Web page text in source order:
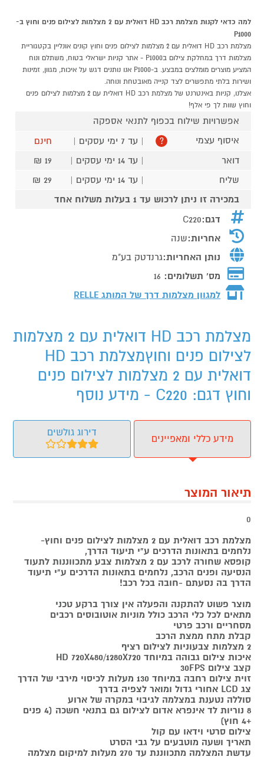
למה כדאי לקנות מצלמת רכב HD דואלית עם 2 מצלמות לצילום פנים וחוץ ב-
P1000
מצלמת רכב HD דואלית עם 2 מצלמות לצילום פנים וחוץ קונים אונליין בקטגוריית
מצלמות דרך במחלקת צילום בP1000 - אתר קניות ישראלי בטוח, משתלם ונוח
המציע מוצרים מומלצים במבצע. ב-P1000 אנו נותנים דגש על איכות, מגוון, זמינות
ושירות בלתי מתפשרים לצד קנייה מאובטחת ונוחה.
אצלנו, קניות באינטרנט של מצלמת רכב HD דואלית עם 2 מצלמות לצילום פנים
וחוץ שוות לך פי אלף!
אפשרויות שילוח בכפוף לתנאי אספקה
איסוף עצמי
? | עד 7 ימי עסקים |
חינם
דואר
| עד 14 ימי עסקים |
19 ₪
שליח
| עד 14 ימי עסקים |
29 ₪
במכירה זו ניתן לרכוש עד 1 בעלות משלוח אחד
דגם:C220
אחריות:שנה
נותן האחריות:גרנדטק בע"מ
מס' תשלומים: 16
למגוון מצלמות דרך של המותג RELLE
מצלמת רכב HD דואלית עם 2 מצלמות
לצילום פנים וחוץמצלמת רכב HD
דואלית עם 2 מצלמות לצילום פנים
וחוץ דגם: C220 - מידע נוסף
מידע כללי ומאפיינים
דירוג גולשים
תיאור המוצר
0
מצלמת רכב דואלית עם 2 מצלמות לצילום פנים וחוץ-
נלחמים בתאונות הדרכים ע"י תיעוד הדרך,
קופסא שחורה לרכב עם 2 מצלמות צבע מתכווננות לתעוד
הנסיעה ופנים הרכב, נלחמים בתאונות הדרכים ע"י תיעוד
הדרך בה נסעתם -חובה בכל רכב!
מוצר פשוט להתקנה והפעלה אין צורך ברקע טכני
מתאים לכל כלי הרכב כולל מוניות אוטובוסים רכבים
מסחריים ורכב פרטי
קבלת מתח ממצת הרכב
2 מצלמות צבעוניות לצילום רציף
איכות צילום גבוהה במיוחד HD 720X480/1280X720
קצב צילום 30FPS
זוית צילום רחבה במיוחד 130 מעלות לכיסוי מירבי של הדרך
צג LCD אחורי גדול ומואר לצפיה בדרך
סוללה נטענת במצלמה לגיבוי במקרה של ארוע
8 נוריות לד אינפרא אדום לצילום גם בתנאי חשכה (4 פנים
+4 חוץ)
צילום סרטי וידאו עם קול
תאריך ושעה מוטבעים על גבי הסרט
עדשת המצלמה מתכווננת עד 270 מעלות למיקום מצלמה